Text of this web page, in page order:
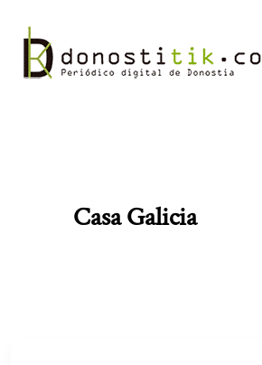
contenido
Casa Galicia